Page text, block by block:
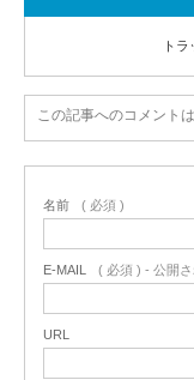
ト
この記事へのコメント
名前 ( 必須 )
E-MAIL ( 必須 ) - 公開
URL